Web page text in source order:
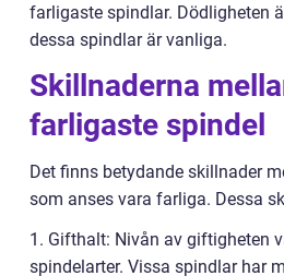
farligaste spindlar. Dödligheten
dessa spindlar är vanliga.
Skillnaderna
farligaste spindel
Det finns betydande skillnader
som anses vara farliga. Dessa
1. Gifthalt: Nivån av giftigheten
spindelarter. Vissa spindlar har